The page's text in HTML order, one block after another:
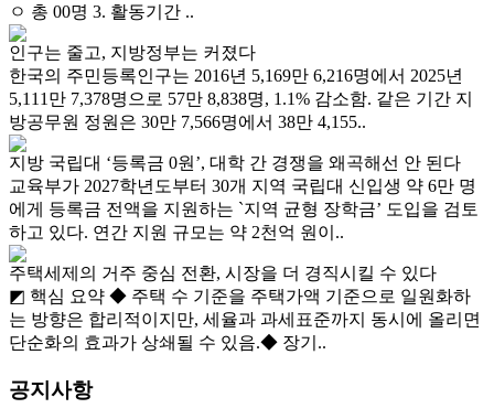
ㅇ 총 00명 3. 활동기간 ..
인구는 줄고, 지방정부는 커졌다
한국의 주민등록인구는 2016년 5,169만 6,216명에서 2025년
5,111만 7,378명으로 57만 8,838명, 1.1% 감소함. 같은 기간 지
방공무원 정원은 30만 7,566명에서 38만 4,155..
지방 국립대 ‘등록금 0원’, 대학 간 경쟁을 왜곡해선 안 된다
교육부가 2027학년도부터 30개 지역 국립대 신입생 약 6만 명
에게 등록금 전액을 지원하는 `지역 균형 장학금’ 도입을 검토
하고 있다. 연간 지원 규모는 약 2천억 원이..
주택세제의 거주 중심 전환, 시장을 더 경직시킬 수 있다
◩ 핵심 요약 ◆ 주택 수 기준을 주택가액 기준으로 일원화하
는 방향은 합리적이지만, 세율과 과세표준까지 동시에 올리면
단순화의 효과가 상쇄될 수 있음.◆ 장기..
공지사항